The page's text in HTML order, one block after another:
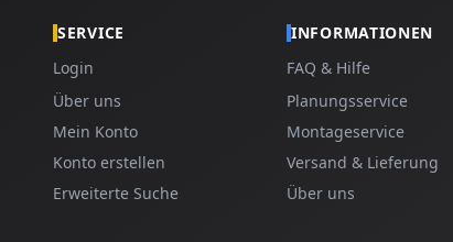
SERVICE
Login
Über uns
Mein Konto
Konto erstellen
Erweiterte Suche
INFORMATIONEN
FAQ & Hilfe
Planungsservice
Montageservice
Versand & Lieferung
Über uns